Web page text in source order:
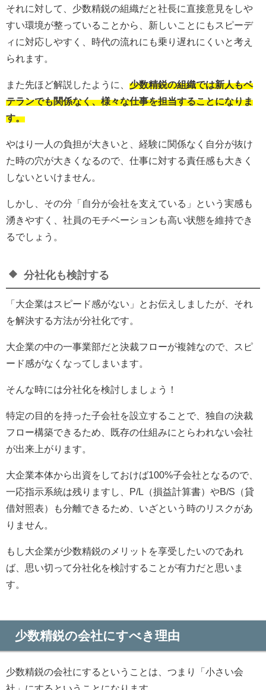
それに対して、少数精鋭の組織だと社長に直接意見をしや
すい環境が整っていることから、新しいことにもスピーデ
ィに対応しやすく、時代の流れにも乗り遅れにくいと考え
られます。
また先ほど解説したように、 少数精鋭の組織では新人もベ
テランでも関係なく、様々な仕事を担当することになりま
す。
やはり一人の負担が大きいと、経験に関係なく自分が抜け
た時の穴が大きくなるので、仕事に対する責任感も大きく
しないといけません。
しかし、その分「自分が会社を支えている」という実感も
湧きやすく、社員のモチベーションも高い状態を維持でき
るでしょう。
分社化も検討する
「大企業はスピード感がない」とお伝えしましたが、それ
を解決する方法が分社化です。
大企業の中の一事業部だと決裁フローが複雑なので、スピ
ード感がなくなってしまいます。
そんな時には分社化を検討しましょう！
特定の目的を持った子会社を設立することで、独自の決裁
フロー構築できるため、既存の仕組みにとらわれない会社
が出来上がります。
大企業本体から出資をしておけば100%子会社となるので、
一応指示系統は残りますし、P/L（損益計算書）やB/S（貸
借対照表）も分離できるため、いざという時のリスクがあ
りません。
もし大企業が少数精鋭のメリットを享受したいのであれ
ば、思い切って分社化を検討することが有力だと思いま
す。
少数精鋭の会社にすべき理由
少数精鋭の会社にするということは、つまり「小さい会
社」にするということになります。